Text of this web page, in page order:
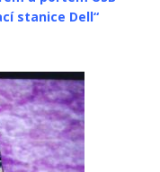
stanice Dell“